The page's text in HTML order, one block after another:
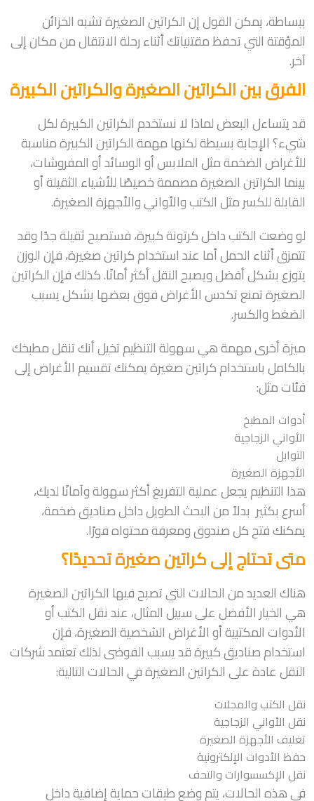
ببساطة، يمكن القول إن الكراتين الصغيرة تشبه الخزائن
المؤقتة التي تحفظ مقتنياتك أثناء رحلة الانتقال من مكان إلى
آخر.
الفرق بين الكراتين الصغيرة والكراتين الكبيرة
قد يتساءل البعض لماذا لا نستخدم الكراتين الكبيرة لكل
شيء؟ الإجابة بسيطة لكنها مهمة الكراتين الكبيرة مناسبة
للأغراض الضخمة مثل الملابس أو الوسائد أو المفروشات،
بينما الكراتين الصغيرة مصممة خصيصًا للأشياء الثقيلة أو
القابلة للكسر مثل الكتب والأواني والأجهزة الصغيرة.
لو وضعت الكتب داخل كرتونة كبيرة، فستصبح ثقيلة جدًا وقد
تتمزق أثناء الحمل أما عند استخدام كراتين صغيرة، فإن الوزن
يتوزع بشكل أفضل ويصبح النقل أكثر أمانًا. كذلك فإن الكراتين
الصغيرة تمنع تكدس الأغراض فوق بعضها بشكل يسبب
الضغط والكسر.
ميزة أخرى مهمة هي سهولة التنظيم تخيل أنك تنقل مطبخك
بالكامل باستخدام كراتين صغيرة يمكنك تقسيم الأغراض إلى
فئات مثل:
أدوات المطبخ
الأواني الزجاجية
التوابل
الأجهزة الصغيرة
هذا التنظيم يجعل عملية التفريغ أكثر سهولة وآمانًا لديك،
أسرع بكثير بدلاً من البحث الطويل داخل صناديق ضخمة،
يمكنك فتح كل صندوق ومعرفة محتواه فورًا.
متى تحتاج إلى كراتين صغيرة تحديدًا؟
هناك العديد من الحالات التي تصبح فيها الكراتين الصغيرة
هي الخيار الأفضل على سبيل المثال، عند نقل الكتب أو
الأدوات المكتبية أو الأغراض الشخصية الصغيرة، فإن
استخدام صناديق كبيرة قد يسبب الفوضى لذلك تعتمد شركات
النقل عادة على الكراتين الصغيرة في الحالات التالية:
نقل الكتب والمجلات
نقل الأواني الزجاجية
تغليف الأجهزة الصغيرة
حفظ الأدوات الإلكترونية
نقل الإكسسوارات والتحف
في هذه الحالات، يتم وضع طبقات حماية إضافية داخل